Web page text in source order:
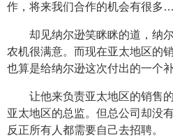
作，将来我们合作的机会有很多
却见纳尔逊笑眯眯的道，纳
农机很满意。而现在亚太地区的
也算是给纳尔逊这次付出的一个补
让他来负责亚太地区的销售
亚太地区的总监。但总公司却没
反正所有人都需要自己去招聘。